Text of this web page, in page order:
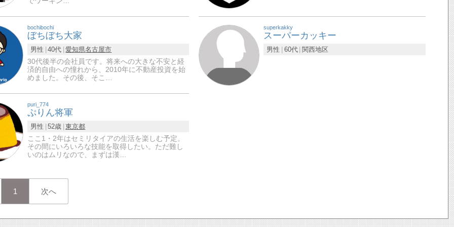
bochibochi
ぼちぼち大家
男性 40代 愛知県名古屋市
30代後半の会社員です。将来への大きな不安と経
済的自由への憧れから、2010年に不動産投資を始
めました。その後、そこ…
superkakky
スーパーカッキー
男性 60代 関西地区
puri_774
ぷりん将軍
男性 52歳 東京都
ここ1・2年はセミリタイアの生活を楽しむ予定。
その間にいろいろな技能を取得したい。ただ難し
いのはムリなので、まずは漢…
1 次へ